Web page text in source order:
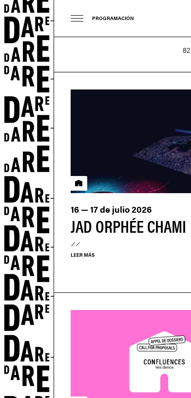
PROGRAMACIÓN
JAD ORPHÉE CHAMI
16 — 17 de julio 2026
Residencia
LEER MÁS